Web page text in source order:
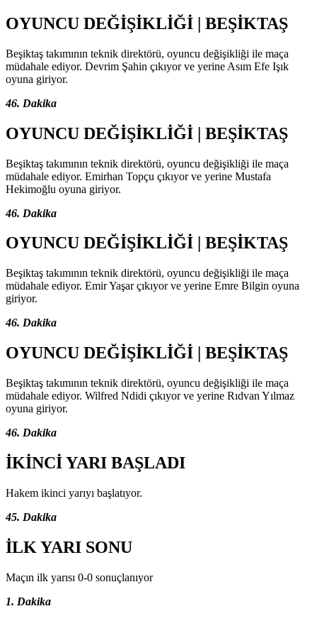
OYUNCU DEĞİŞİKLİĞİ | BEŞİKTAŞ
Beşiktaş takımının teknik direktörü, oyuncu değişikliği ile maça
müdahale ediyor. Devrim Şahin çıkıyor ve yerine Asım Efe Işık
oyuna giriyor.
46. Dakika
OYUNCU DEĞİŞİKLİĞİ | BEŞİKTAŞ
Beşiktaş takımının teknik direktörü, oyuncu değişikliği ile maça
müdahale ediyor. Emirhan Topçu çıkıyor ve yerine Mustafa
Hekimoğlu oyuna giriyor.
46. Dakika
OYUNCU DEĞİŞİKLİĞİ | BEŞİKTAŞ
Beşiktaş takımının teknik direktörü, oyuncu değişikliği ile maça
müdahale ediyor. Emir Yaşar çıkıyor ve yerine Emre Bilgin oyuna
giriyor.
46. Dakika
OYUNCU DEĞİŞİKLİĞİ | BEŞİKTAŞ
Beşiktaş takımının teknik direktörü, oyuncu değişikliği ile maça
müdahale ediyor. Wilfred Ndidi çıkıyor ve yerine Rıdvan Yılmaz
oyuna giriyor.
46. Dakika
İKİNCİ YARI BAŞLADI
Hakem ikinci yarıyı başlatıyor.
45. Dakika
İLK YARI SONU
Maçın ilk yarısı 0-0 sonuçlanıyor
1. Dakika